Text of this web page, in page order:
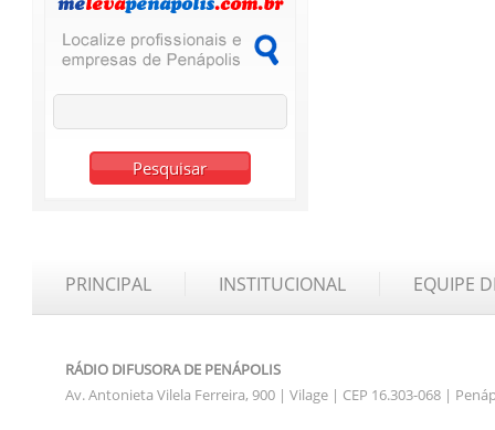
PRINCIPAL INSTITUCIONAL EQUIPE
RÁDIO DIFUSORA DE PENÁPOLIS
Av. Antonieta Vilela Ferreira, 900 | Vilage | CEP 16.303-068 |